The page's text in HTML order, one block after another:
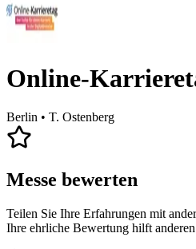
Online-
Berlin • T. Ostenberg
Messe bewerten
Teilen Sie Ihre Erfahrungen mit
Ihre ehrliche Bewertung hilft